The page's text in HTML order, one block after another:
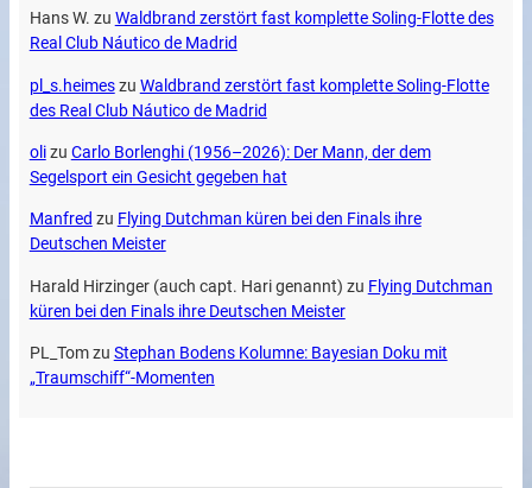
Hans W. zu Waldbrand zerstört fast komplette Soling-Flotte des
Real Club Náutico de Madrid
pl_s.heimeszu Waldbrand zerstört fast komplette Soling-Flotte
des Real Club Náutico de Madrid
olizu Carlo Borlenghi (1956–2026): Der Mann, der dem
Segelsport ein Gesicht gegeben hat
Manfred zu Flying Dutchman küren bei den Finals ihre
Deutschen Meister
Harald Hirzinger (auch capt. Hari genannt) zu Flying Dutchman
küren bei den Finals ihre Deutschen Meister
PL_Tomzu Stephan Bodens Kolumne: Bayesian Doku mit
„Traumschiff“-Momenten